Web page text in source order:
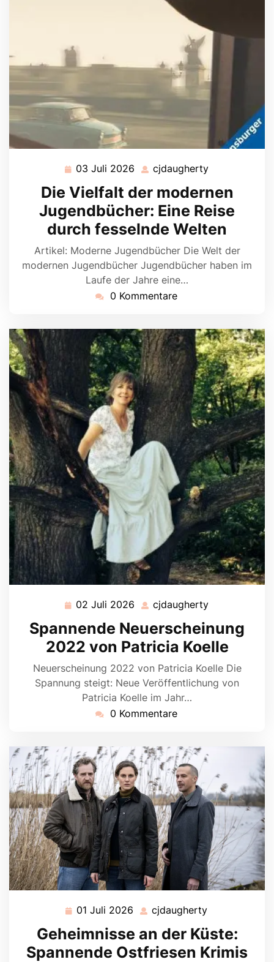
03 Juli 2026 03
Juli
2026
cjdaugherty
Die Vielfalt der modernen
Jugendbücher: Eine Reise
durch fesselnde Welten
Artikel: Moderne Jugendbücher Die Welt der
modernen Jugendbücher Jugendbücher haben im
Laufe der Jahre eine…
0 Kommentare
02 Juli 2026 02
2026
cjdaugherty
Spannende Neuerscheinung
2022 von Patricia Koelle
Neuerscheinung 2022 von Patricia Koelle Die
Spannung steigt: Neue Veröffentlichung von
Patricia Koelle im Jahr…
0 Kommentare
01 Juli 2026 01
2026
cjdaugherty
Geheimnisse an der Küste:
Spannende Ostfriesen Krimis